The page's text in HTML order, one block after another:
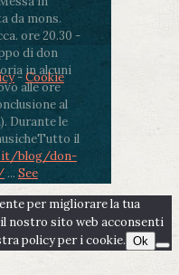
da mons.
. ore 20.30 -
di don
in alcuni
alle ore
al
Durante le
Tutto il
blog/don-
... See
-Cookie
per migliorare la tua
nostro sito web acconsenti
policy per i cookie. Ok